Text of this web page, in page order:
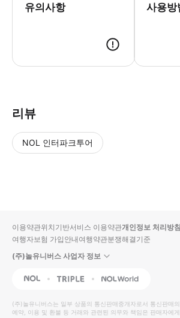
유의사항 사용방
리뷰
NOL 인터파크투어
입니
다.
높
은
동
영
순
상
이용약관위치기반서비스 이용약관개인정보 처리방침
여행자보험 가입안내여행약관분쟁해결기준
(주)놀유니버스 사업자 정보
NOL Triple Interpark Global
(주)놀유니버스는 일부 상품의 통신판매중개자로서 통신판매
예약, 이용 및 환불 등 거래와 관련된 의무와 책임은 판매자에